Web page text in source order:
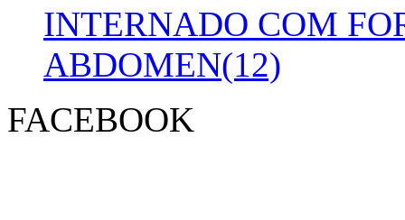
INTERNADO COM
ABDOMEN(12)
FACEBOOK